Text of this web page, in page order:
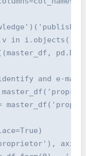
in i.objects()}
and e-
=
=